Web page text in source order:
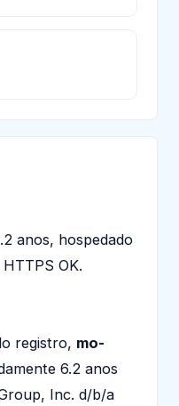
anos, hospedado
OK.
registro, mo-
6.2 anos
Inc. d/b/a